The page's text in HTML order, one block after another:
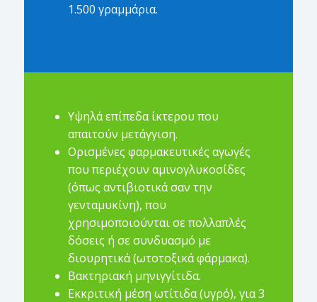
1.500 γραμμάρια.
Υψηλά επίπεδα ίκτερου που
απαιτούν μετάγγιση.
Ορισμένες φαρμακευτικές αγωγές
που περιέχουν αμινογλυκοσίδες
(όπως αντιβιοτικά σαν την
γενταμυκίνη), που
χρησιμοποιούνται σε πολλαπλές
δόσεις ή σε συνδυασμό με
διουρητικά (ωτοτοξικά φάρμακα).
Βακτηριακή μηνιγγίτιδα.
Εκκριτική μέση ωτίτιδα (υγρό), για 3